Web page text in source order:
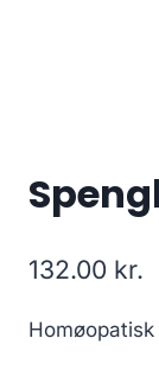
132.00 kr.